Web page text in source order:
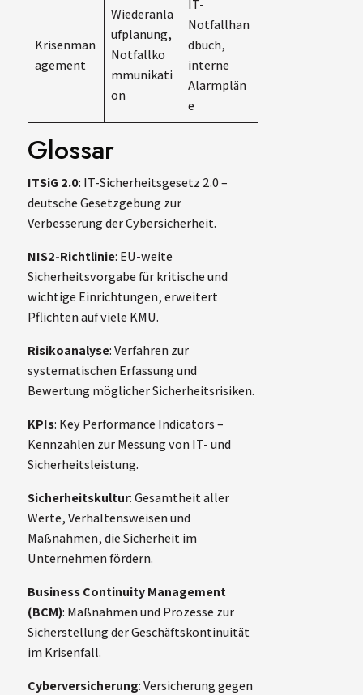
Krisenman
agement
Wiederanla
ufplanung,
Notfallko
mmunikati
on
IT-
Notfallhan
dbuch,
interne
Alarmplän
e
Glossar
ITSiG 2.0: IT-Sicherheitsgesetz 2.0 –
deutsche Gesetzgebung zur
Verbesserung der Cybersicherheit.
NIS2-Richtlinie: EU-weite
Sicherheitsvorgabe für kritische und
wichtige Einrichtungen, erweitert
Pflichten auf viele KMU.
Risikoanalyse: Verfahren zur
systematischen Erfassung und
Bewertung möglicher Sicherheitsrisiken.
KPIs: Key Performance Indicators –
Kennzahlen zur Messung von IT- und
Sicherheitsleistung.
Sicherheitskultur: Gesamtheit aller
Werte, Verhaltensweisen und
Maßnahmen, die Sicherheit im
Unternehmen fördern.
Business Continuity Management
(BCM): Maßnahmen und Prozesse zur
Sicherstellung der Geschäftskontinuität
im Krisenfall.
Cyberversicherung: Versicherung gegen